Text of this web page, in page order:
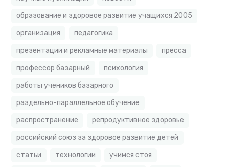
образование и здоровое развитие учащихся 2005
организация
педагогика
презентации и рекламные материалы
пресса
профессор базарный
психология
работы учеников базарного
раздельно-параллельное обучение
распространение
репродуктивное здоровье
российский союз за здоровое развитие детей
статьи
технологии
учимся стоя